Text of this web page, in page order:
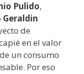
Pulido,
Geraldin
de
en el valor
un consumo
Por eso